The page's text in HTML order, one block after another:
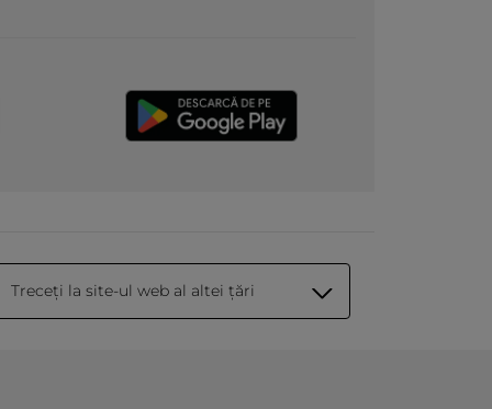
Treceți la site-ul web al altei țări